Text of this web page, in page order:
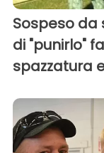
Sospeso
di "punirlo"
spazzatura